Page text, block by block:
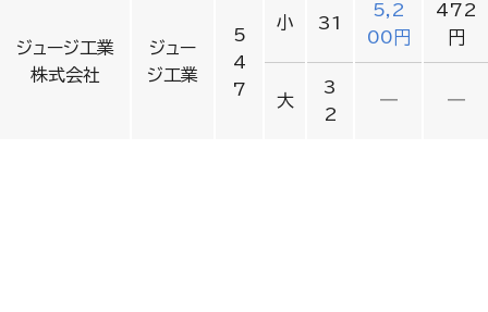
ジュージ工業
株式会社
ジュー
ジ工業
5
4
7
小 31
5,2
00円
472
円
大
3
2
― ―